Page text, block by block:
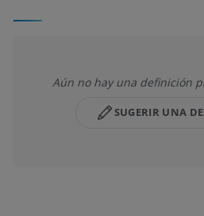
Aún no hay una definición
SUGERIR UNA